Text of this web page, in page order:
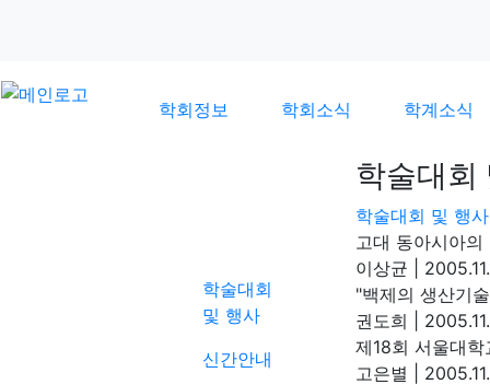
학회정보 학회소식 학계소식
학술대회
및 행사
신간안내
학술대회
학술대회 및 행사
고대 동아시아
이상균
"백제의 생산기
권도희
제18회 서울대
고은별